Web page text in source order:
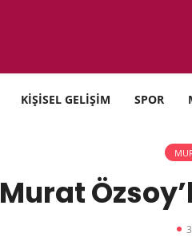
KİŞİSEL GELİŞİM SPOR
Murat